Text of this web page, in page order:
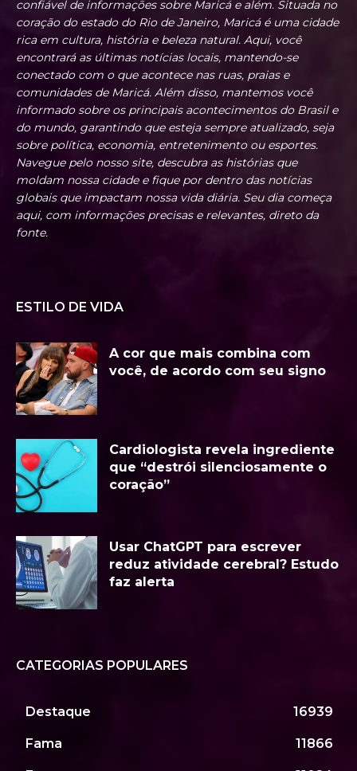
confiável de informações sobre Maricá e além. Situada no
coração do estado do Rio de Janeiro, Maricá é uma cidade
rica em cultura, história e beleza natural. Aqui, você
encontrará as últimas notícias locais, mantendo-se
conectado com o que acontece nas ruas, praias e
comunidades de Maricá. Além disso, mantemos você
informado sobre os principais acontecimentos do Brasil e
do mundo, garantindo que esteja sempre atualizado, seja
sobre política, economia, entretenimento ou esportes.
Navegue pelo nosso site, descubra as histórias que
moldam nossa cidade e fique por dentro das notícias
globais que impactam nossa vida diária. Seu dia começa
aqui, com informações precisas e relevantes, direto da
fonte.
ESTILO DE VIDA
A cor que mais combina com
você, de acordo com seu signo
Cardiologista revela ingrediente
que “destrói silenciosamente o
coração”
Usar ChatGPT para escrever
reduz atividade cerebral? Estudo
faz alerta
CATEGORIAS POPULARES
Destaque 16939
Fama 11866